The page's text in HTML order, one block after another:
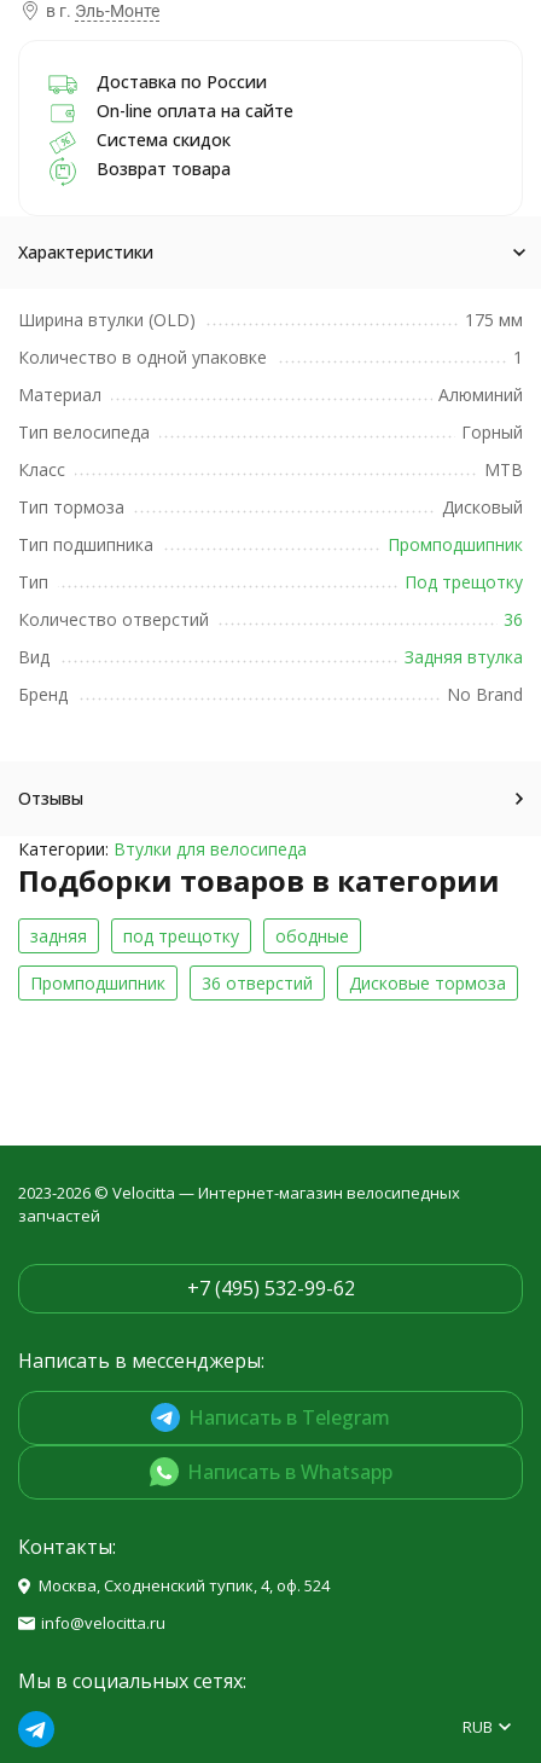
в г. Эль-Монте
Доставка по России
On-line оплата на сайте
Система скидок
Возврат товара
Характеристики
Ширина втулки (OLD)
175 мм
Количество в одной упаковке
1
Материал
Алюминий
Тип велосипеда
Горный
Класс
MTB
Тип тормоза
Дисковый
Тип подшипника
Промподшипник
Тип
Под трещотку
Количество отверстий
36
Вид
Задняя втулка
Бренд
No Brand
Отзывы
Категории: Втулки для велосипеда
Подборки товаров в категории
задняя под трещотку ободные
Промподшипник 36 отверстий Дисковые тормоза
2023-2026 © Velocitta — Интернет-магазин велосипедных
запчастей
+7 (495) 532-99-62
Написать в мессенджеры:
Написать в Telegram
Написать в Whatsapp
Контакты:
Москва, Сходненский тупик, 4, оф. 524
info@velocitta.ru
Мы в социальных сетях:
RUB